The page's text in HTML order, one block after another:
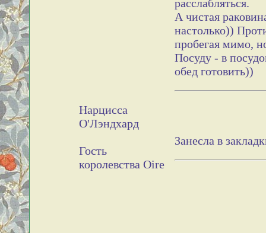
расслабляться.
А чистая
настолько))
пробегая мимо,
Посуду - в
обед готовить))
Нарцисса
О'Лэндхард
Гость
королевства Oire
Занесла в